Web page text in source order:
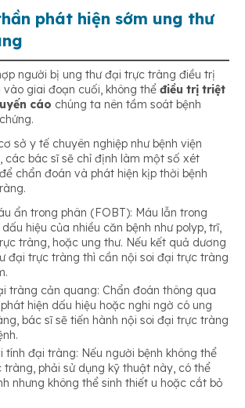
phát hiện sớm ung thư
người bị ung thư đại trực tràng điều trị
vào giai đoạn cuối, không thể điều trị triệt
cáo chúng ta nên tầm soát bệnh
sở y tế chuyên nghiệp như bệnh viện
các bác sĩ sẽ chỉ định làm một số xét
chẩn đoán và phát hiện kịp thời bệnh
ẩn trong phân (FOBT): Máu lẫn trong
hiệu của nhiều căn bệnh như polyp, trĩ,
tràng, hoặc ung thư. Nếu kết quả dương
đại trực tràng thì cần nội soi đại trực tràng
tràng cản quang: Chẩn đoán thông qua
hiện dấu hiệu hoặc nghi ngờ có ung
bác sĩ sẽ tiến hành nội soi đại trực tràng
tính đại tràng: Nếu người bệnh không thể
tràng, phải sử dụng kỹ thuật này, có thể
nhưng không thể sinh thiết u hoặc cắt bỏ